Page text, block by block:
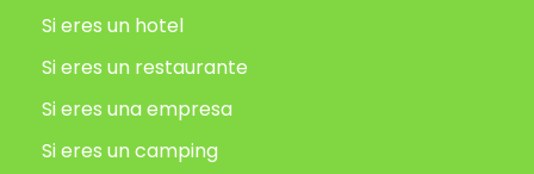
Si eres un hotel
Si eres un restaurante
Si eres una empresa
Si eres un camping